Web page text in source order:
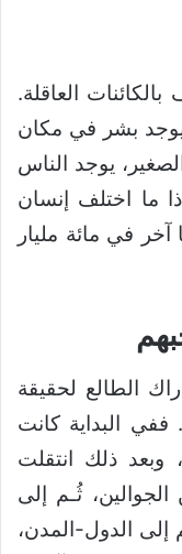
العاقلة.
بشر في مكان
يوجد الناس
ما اختلف إنسان
في مائة مليار
الطالع لحقيقة
البداية كانت
وبعد ذلك انتقلت
ثُـم إلى
إلى الدول-المدن،